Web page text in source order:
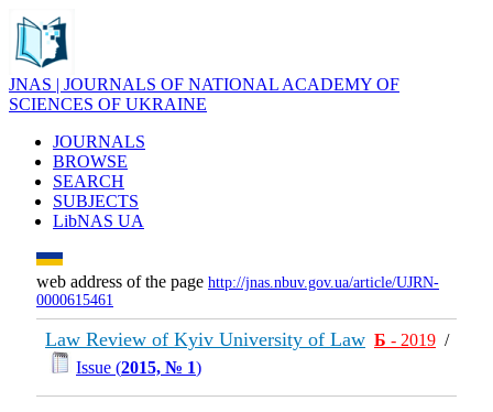
JNAS | JOURNALS OF NATIONAL ACADEMY OF
SCIENCES OF UKRAINE
JOURNALS
BROWSE
SEARCH
SUBJECTS
LibNAS UA
web address of the page http://jnas.nbuv.gov.ua/article/UJRN-
0000615461
Law Review of Kyiv University of Law Б - 2019 /
Issue (2015, № 1)